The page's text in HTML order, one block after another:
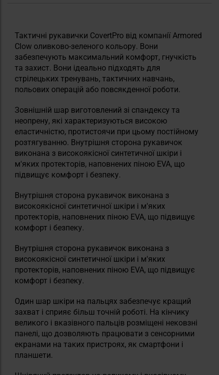
Тактичні рукавички CovertPro від компанії Armored
Clow оливково-зеленого кольору. Вони
забезпечують максимальний комфорт, гнучкість
та захист. Вони ідеально підходять для
стрілецьких тренувань, тактичних навчань,
польових операцій або повсякденної роботи.
Зовнішній шар виготовлений зі спандексу та
неопрену, які характеризуються високою
еластичністю, протистоячи при цьому постійному
розтягуванню. Внутрішня сторона рукавичок
виконана з високоякісної синтетичної шкіри і
м'яких протекторів, наповнених піною EVA, що
підвищує комфорт і безпеку.
Внутрішня сторона рукавичок виконана з
високоякісної синтетичної шкіри і м'яких
протекторів, наповнених піною EVA, що підвищує
комфорт і безпеку.
Внутрішня сторона рукавичок виконана з
високоякісної синтетичної шкіри і м'яких
протекторів, наповнених піною EVA, що підвищує
комфорт і безпеку.
Один шар шкіри на пальцях забезпечує кращий
захват і сприяє більш точній роботі. На кінчику
великого і вказівного пальців розміщені нековзні
панелі, що дозволяють працювати з сенсорними
екранами на таких пристроях, як смартфони і
планшети.